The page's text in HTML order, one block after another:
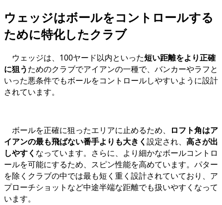
ウェッジはボールをコントロールする
ために特化したクラブ
ウェッジは、100ヤード以内といった短い距離をより正確
に狙うためのクラブでアイアンの一種で、バンカーやラフと
いった悪条件でもボールをコントロールしやすいように設計
されています。
ボールを正確に狙ったエリアに止めるため、
ロフト角はア
イアンの最も飛ばない番手よりも大きく 設定され、 高さが出
しやすく なっています。さらに、より細かなボールコントロ
ールを可能にするため、スピン性能を高めています。パター
を除くクラブの中では最も短く重く設計されていており、ア
プローチショットなど中途半端な距離でも扱いやすくなって
います。